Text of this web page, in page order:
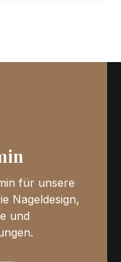
für unsere
Nageldesign,
und